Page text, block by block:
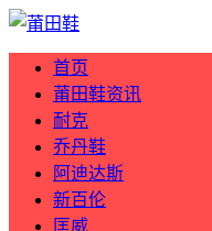
首页
莆田鞋资讯
耐克
乔丹鞋
阿迪达斯
新百伦
匡威